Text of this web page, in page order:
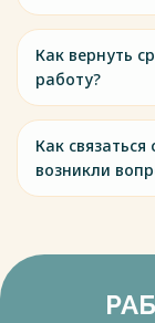
Как вернуть
работу?
Как
возникли